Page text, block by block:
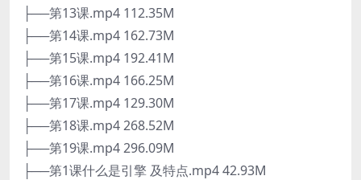
├──第13课.mp4 112.35M
├──第14课.mp4 162.73M
├──第15课.mp4 192.41M
├──第16课.mp4 166.25M
├──第17课.mp4 129.30M
├──第18课.mp4 268.52M
├──第19课.mp4 296.09M
├──第1课什么是引擎 及特点.mp4 42.93M